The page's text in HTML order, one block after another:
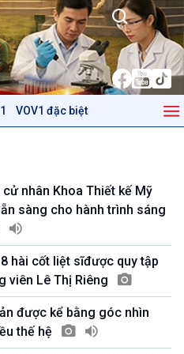
VOV1 đặc biệt
Mùa vàng
Biển đảo Việt Nam
Tâm tình biên giới và hải
Tìm hiểu biển, đảo Việt
Nam
Góc nhìn VOV1
Bình luận
cử nhân Khoa Thiết kế Mỹ
sàng cho hành trình sáng
hài cốt liệt sĩđược quy tập
viên Lê Thị Riêng
được kể bằng góc nhìn
thế hệ